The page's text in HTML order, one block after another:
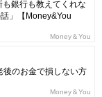
も銀行も教えてくれな
」【Money&You
Money＆You
のお金で損しない方
Money＆You